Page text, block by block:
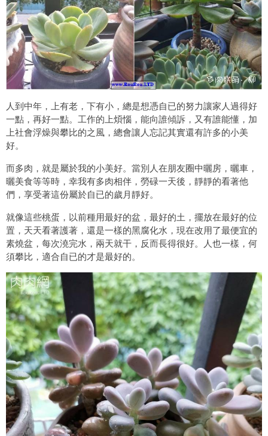
人到中年，上有老，下有小，總是想憑自已的努力讓家人過得好
一點，再好一點。工作的上煩惱，能向誰傾訴，又有誰能懂，加
上社會浮燥與攀比的之風，總會讓人忘記其實還有許多的小美
好。
而多肉，就是屬於我的小美好。當別人在朋友圈中曬房，曬車，
曬美食等等時，幸我有多肉相伴，勞碌一天後，靜靜的看著他
們，享受著這份屬於自已的歲月靜好。
就像這些桃蛋，以前種用最好的盆，最好的土，擺放在最好的位
置，天天看著護著，還是一樣的黑腐化水，現在改用了最便宜的
素燒盆，每次澆完水，兩天就干，反而長得很好。人也一樣，何
須攀比，適合自已的才是最好的。